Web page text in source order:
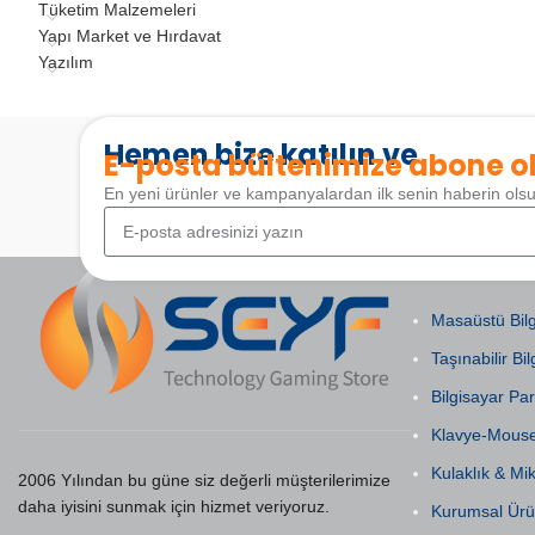
Tüketim Malzemeleri
Yapı Market ve Hırdavat
Yazılım
Hemen bize katılın ve
E-posta bültenimize abone
En yeni ürünler ve kampanyalardan ilk senin haberin
2006 Yılından bu güne siz değerli müşterilerimize
daha iyisini sunmak için hizmet veriyoruz.
Masaüstü
Taşınabilir
Bilgisayar
Klavye-
Kulaklık &
Kurumsal